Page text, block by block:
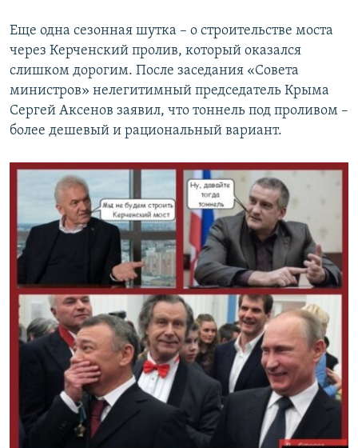
Еще одна сезонная шутка – о строительстве моста
через Керченский пролив, который оказался
слишком дорогим. После заседания «Совета
министров» нелегитимный председатель Крыма
Сергей Аксенов заявил, что тоннель под проливом –
более дешевый и рациональный вариант.